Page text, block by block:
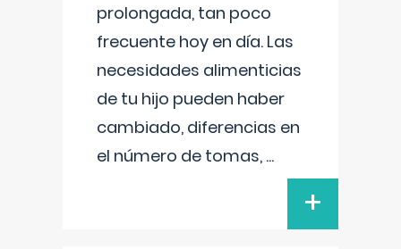
prolongada, tan poco
frecuente hoy en día. Las
necesidades alimenticias
de tu hijo pueden haber
cambiado, diferencias en
el número de tomas, ...
+